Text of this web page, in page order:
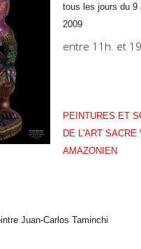
tous les jours du 9
2009
entre 11h. et
PEINTURES ET
DE L'ART SACRE
AMAZONIEN
Juan-Carlos Taminchi